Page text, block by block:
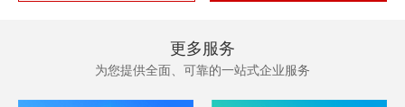
更多服务
为您提供全面、可靠的一站式企业服务